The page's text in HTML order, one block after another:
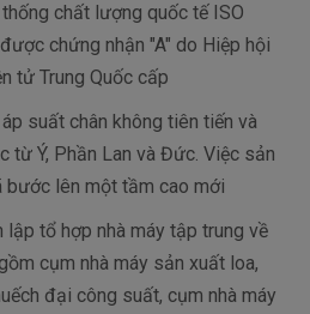
chất lượng quốc tế ISO
chứng nhận "A" do Hiệp hội
tử Trung Quốc cấp
suất chân không tiên tiến và
từ Ý, Phần Lan và Đức. Việc sản
bước lên một tầm cao mới
lập tổ hợp nhà máy tập trung về
cụm nhà máy sản xuất loa,
đại công suất, cụm nhà máy